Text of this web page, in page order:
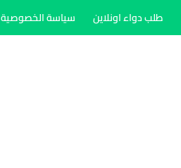
طلب دواء اونلاين سياسة الخصوصية